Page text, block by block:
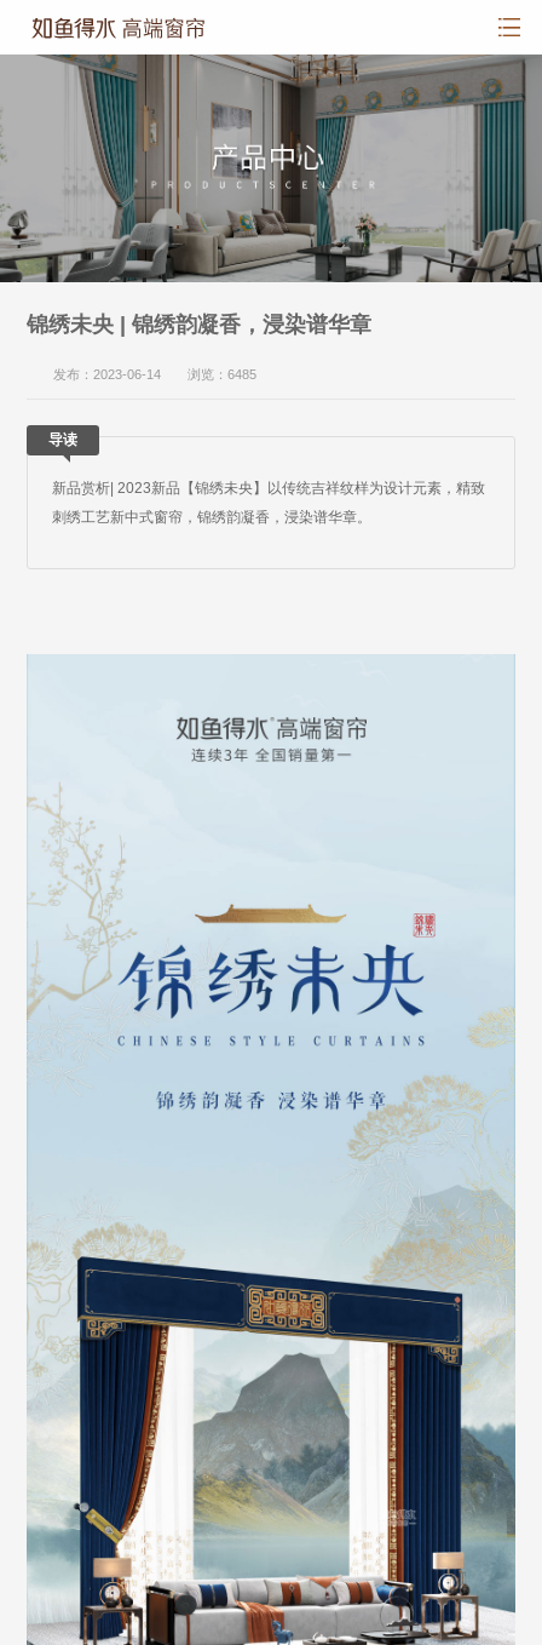
锦绣未央 | 锦绣韵凝香，浸染谱华章
发布：2023-06-14 浏览：6485
导读
新品赏析| 2023新品【锦绣未央】以传统吉祥纹样为设计元素，精致
刺绣工艺新中式窗帘，锦绣韵凝香，浸染谱华章。